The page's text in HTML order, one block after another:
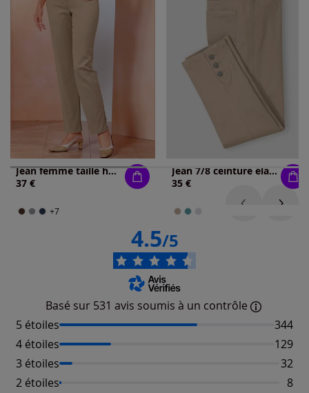
Jean femme taille haute coupe flatteuse
37 €
+7
Jean 7/8 ceinture élastique confortable
35 €
4.5/5
Basé sur 531 avis soumis à un contrôle
5 étoiles
344
4 étoiles
129
3 étoiles
32
2 étoiles
8